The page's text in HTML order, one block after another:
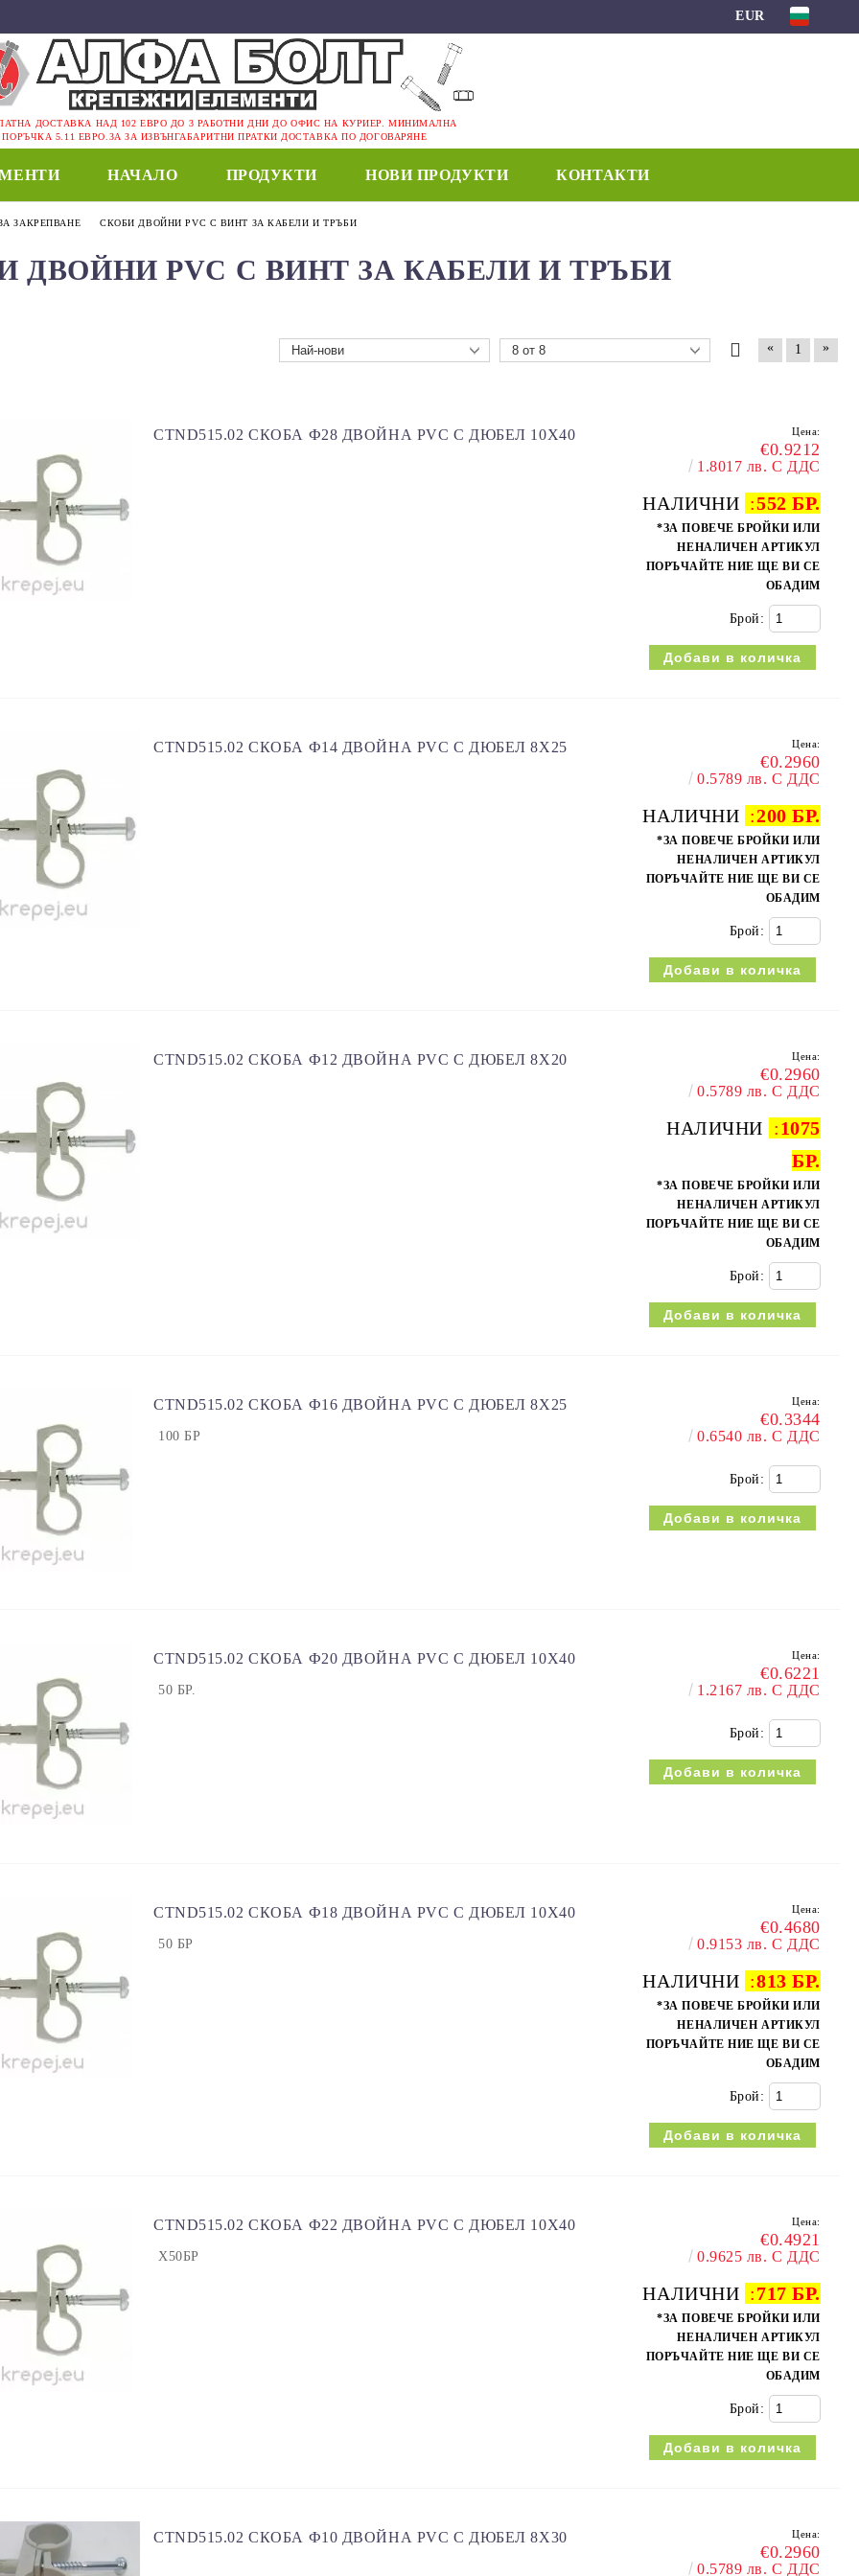
EUR
ДОСТАВКА НАД 102 ЕВРО ДО 3 РАБОТНИ ДНИ ДО ОФИС НА КУРИЕР. МИНИМАЛНА
ПОРЪЧКА 5.11 ЕВРО.ЗА ЗА ИЗВЪНГАБАРИТНИ ПРАТКИ ДОСТАВКА ПО ДОГОВАРЯНЕ
НАЧАЛО ПРОДУКТИ НОВИ ПРОДУКТИ КОНТАКТИ
ЗАКРЕПВАНЕ СКОБИ ДВОЙНИ PVC С ВИНТ ЗА КАБЕЛИ И ТРЪБИ
ДВОЙНИ PVC С ВИНТ ЗА КАБЕЛИ И ТРЪБИ
« 1 »
CTND515.02 СКОБА Ф28 ДВОЙНА PVC С ДЮБЕЛ 10X40 Цена:
€0.9212
1.8017 лв. С ДДС
НАЛИЧНИ :552 БР.
*ЗА ПОВЕЧЕ БРОЙКИ ИЛИ
НЕНАЛИЧЕН АРТИКУЛ
ПОРЪЧАЙТЕ НИЕ ЩЕ ВИ СЕ
ОБАДИМ
Брой:
CTND515.02 СКОБА Ф14 ДВОЙНА PVC С ДЮБЕЛ 8X25 Цена:
€0.2960
0.5789 лв. С ДДС
НАЛИЧНИ :200 БР.
*ЗА ПОВЕЧЕ БРОЙКИ ИЛИ
НЕНАЛИЧЕН АРТИКУЛ
ПОРЪЧАЙТЕ НИЕ ЩЕ ВИ СЕ
ОБАДИМ
Брой:
CTND515.02 СКОБА Ф12 ДВОЙНА PVC С ДЮБЕЛ 8X20 Цена:
€0.2960
0.5789 лв. С ДДС
НАЛИЧНИ :1075
БР.
*ЗА ПОВЕЧЕ БРОЙКИ ИЛИ
НЕНАЛИЧЕН АРТИКУЛ
ПОРЪЧАЙТЕ НИЕ ЩЕ ВИ СЕ
ОБАДИМ
Брой:
CTND515.02 СКОБА Ф16 ДВОЙНА PVC С ДЮБЕЛ 8X25
100 БР
Цена:
€0.3344
0.6540 лв. С ДДС
Брой:
CTND515.02 СКОБА Ф20 ДВОЙНА PVC С ДЮБЕЛ 10X40
50 БР.
Цена:
€0.6221
1.2167 лв. С ДДС
Брой:
CTND515.02 СКОБА Ф18 ДВОЙНА PVC С ДЮБЕЛ 10X40
50 БР
Цена:
€0.4680
0.9153 лв. С ДДС
НАЛИЧНИ :813 БР.
*ЗА ПОВЕЧЕ БРОЙКИ ИЛИ
НЕНАЛИЧЕН АРТИКУЛ
ПОРЪЧАЙТЕ НИЕ ЩЕ ВИ СЕ
ОБАДИМ
Брой:
CTND515.02 СКОБА Ф22 ДВОЙНА PVC С ДЮБЕЛ 10X40
Х50БР
Цена:
€0.4921
0.9625 лв. С ДДС
НАЛИЧНИ :717 БР.
*ЗА ПОВЕЧЕ БРОЙКИ ИЛИ
НЕНАЛИЧЕН АРТИКУЛ
ПОРЪЧАЙТЕ НИЕ ЩЕ ВИ СЕ
ОБАДИМ
Брой:
CTND515.02 СКОБА Ф10 ДВОЙНА PVC С ДЮБЕЛ 8X30 Цена:
€0.2960
0.5789 лв. С ДДС